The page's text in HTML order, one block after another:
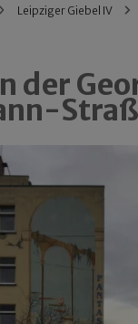
Leipziger Giebel IV
der